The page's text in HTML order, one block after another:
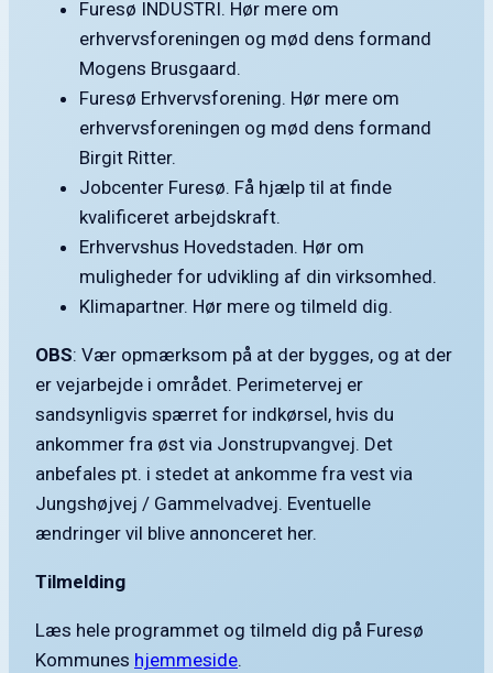
Furesø INDUSTRI. Hør mere om
erhvervsforeningen og mød dens formand
Mogens Brusgaard.
Furesø Erhvervsforening. Hør mere om
erhvervsforeningen og mød dens formand
Birgit Ritter.
Jobcenter Furesø. Få hjælp til at finde
kvalificeret arbejdskraft.
Erhvervshus Hovedstaden. Hør om
muligheder for udvikling af din virksomhed.
Klimapartner. Hør mere og tilmeld dig.
OBS: Vær opmærksom på at der bygges, og at der
er vejarbejde i området. Perimetervej er
sandsynligvis spærret for indkørsel, hvis du
ankommer fra øst via Jonstrupvangvej. Det
anbefales pt. i stedet at ankomme fra vest via
Jungshøjvej / Gammelvadvej. Eventuelle
ændringer vil blive annonceret her.
Tilmelding
Læs hele programmet og tilmeld dig på Furesø
Kommunes hjemmeside.